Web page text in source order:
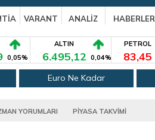
VARANT ANALİZ HABERLER
0,05%
ALTIN
6.495,12 0,04%
PETROL
83,45
Euro Ne Kadar
YORUMLARI PİYASA TAKVİMİ